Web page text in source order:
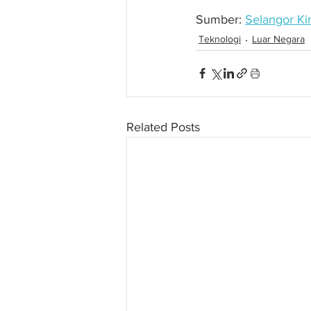
Sumber: Selangor
Teknologi Luar Negara
Related Posts